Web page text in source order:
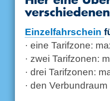
Einzelfahrschein
· eine Tarifzone:
· zwei Tarifzonen:
· drei Tarifzonen:
· den